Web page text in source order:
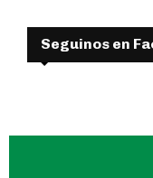
Seguinos en